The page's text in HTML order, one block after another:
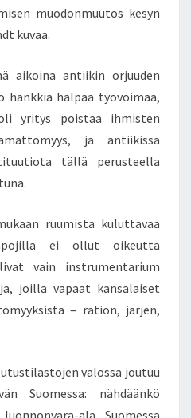
muodonmuutos kesyn
kuvaa.
aikoina antiikin orjuuden
halpaa työvoimaa,
yritys poistaa ihmisten
ja antiikissa
tällä perusteella
ruumista kuluttavaa
ei ollut oikeutta
vain instrumentarium
joilla vapaat kansalaiset
– ration, järjen,
valossa joutuu
Suomessa: nähdäänkö
ala Suomessa